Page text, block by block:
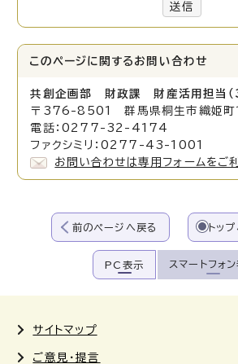
送信
このページに関する お問い合わせ
共創企画部 財政課 財産活用担当（3
〒376-8501 群馬県桐生市織姫町
電話：0277-32-4174
ファクシミリ：0277-43-1001
お問い合わせは専用フォームをご
前のページへ戻る トッ
PC表示 スマートフォ
サイトマップ
ご意見・提言